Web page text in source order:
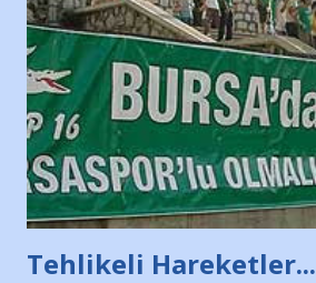
Tehlikeli Hareketler...